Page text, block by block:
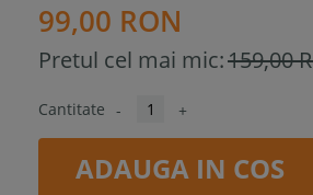
99,00 RON
Pretul cel mai mic:159,00
Cantitate - +
ADAUGA IN COS